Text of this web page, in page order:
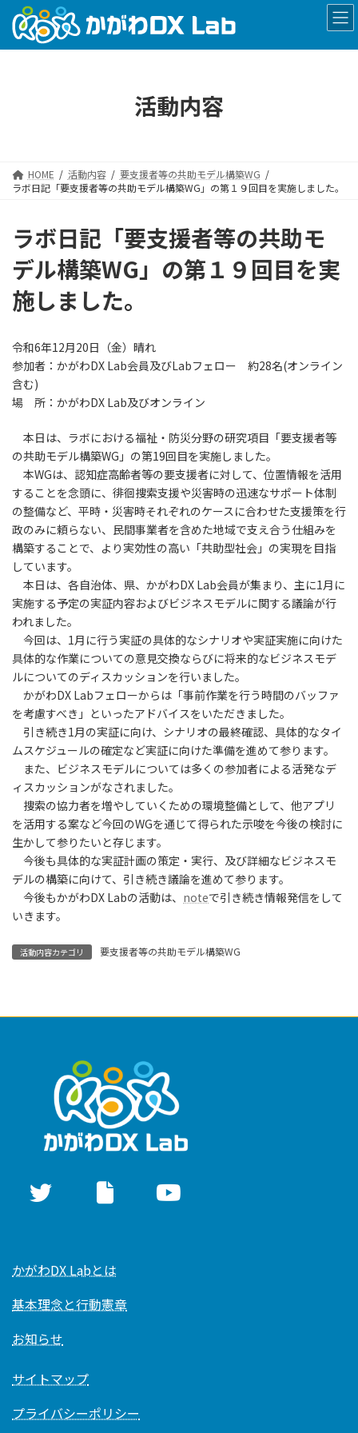
活動内容
HOME 活動内容
要支援者等の共助モデル構築WG
ラボ日記「要支援者等の共助モデル構築WG」の第１９回目を実施しました。
ラボ日記「要支援者等の共助モ
デル構築WG」の第１９回目を実
施しました。
令和6年12月20日（金）晴れ
参加者：かがわDX Lab会員及びLabフェロー 約28名(オンライン
含む)
場 所：かがわDX Lab及びオンライン
本日は、ラボにおける福祉・防災分野の研究項目「要支援者等
の共助モデル構築WG」の第19回目を実施しました。
本WGは、認知症高齢者等の要支援者に対して、位置情報を活用
することを念頭に、徘徊捜索支援や災害時の迅速なサポート体制
の整備など、平時・災害時それぞれのケースに合わせた支援策を行
政のみに頼らない、民間事業者を含めた地域で支え合う仕組みを
構築することで、より実効性の高い「共助型社会」の実現を目指
しています。
本日は、各自治体、県、かがわDX Lab会員が集まり、主に1月に
実施する予定の実証内容およびビジネスモデルに関する議論が行
われました。
今回は、1月に行う実証の具体的なシナリオや実証実施に向けた
具体的な作業についての意見交換ならびに将来的なビジネスモデ
ルについてのディスカッションを行いました。
かがわDX Labフェローからは「事前作業を行う時間のバッファ
を考慮すべき」といったアドバイスをいただきました。
引き続き1月の実証に向け、シナリオの最終確認、具体的なタイ
ムスケジュールの確定など実証に向けた準備を進めて参ります。
また、ビジネスモデルについては多くの参加者による活発なデ
ィスカッションがなされました。
捜索の協力者を増やしていくための環境整備として、他アプリ
を活用する案など今回のWGを通じて得られた示唆を今後の検討に
生かして参りたいと存じます。
今後も具体的な実証計画の策定・実行、及び詳細なビジネスモ
デルの構築に向けて、引き続き議論を進めて参ります。
今後もかがわDX Labの活動は、 noteで引き続き情報発信をして
いきます。
活動内容カテゴリ 要支援者等の共助モデル構築WG
かがわDX Labとは
基本理念と行動憲章
お知らせ
サイトマップ
プライバシーポリシー